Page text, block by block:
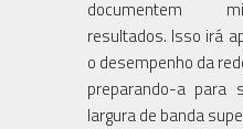
documentem
resultados. Isso irá
o desempenho da
preparando-a para
largura de banda